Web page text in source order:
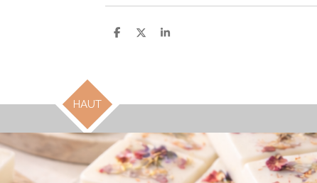
P
r
P
P
HAUT